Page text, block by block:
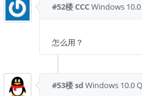
#52楼CCCWindows 10.0
怎么用？
#53楼sdWindows 10.0